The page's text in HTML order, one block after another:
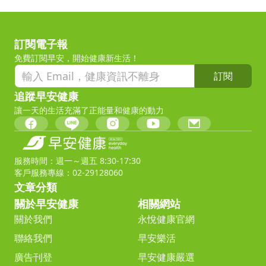
訂閱電子報
免費訂閱早安，開始健康新生活！
訂閱
追蹤早安健康
讓一天的生活充滿了正能量和健康的動力
服務時間：週一～週五 8:30-17:30
客戶服務專線：02-29128060
文章分類
關於早安健康
關於我們
聯絡我們
廣告刊登
相關網站
永悅健康官網
早安樂活
早安健康嚴選